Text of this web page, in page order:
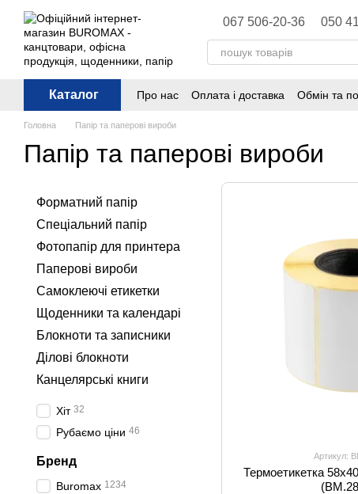
Перейти до основного контенту
067 506-20-36 050
Каталог Про нас Оплата і доставка Обмін та
Головна Папір та паперові вироби
Папір та паперові вироби
Артикул:
Термоетикетка
Форматний папір
Спеціальний папір
Фотопапір для принтера
Паперові вироби
Самоклеючі етикетки
Щоденники та календарі
Блокноти та записники
Ділові блокноти
Канцелярські книги
Хіт 32
Рубаємо ціни 46
Бренд
Buromax 1234